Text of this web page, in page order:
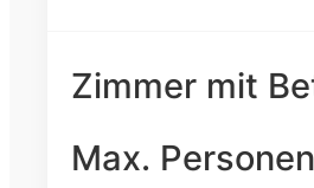
Zimmer mit
Max. Personen